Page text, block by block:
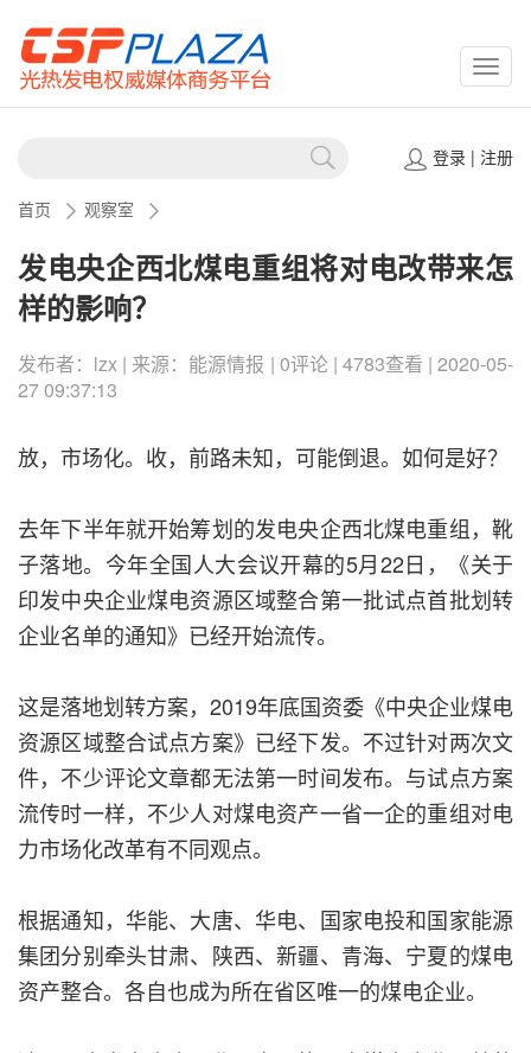
登录| 注册
首页 观察室
发电央企西北煤电重组将对电改带来怎
样的影响？
发布者：lzx | 来源：能源情报 | 0评论 | 4783查看 | 2020-05-
27 09:37:13
放，市场化。收，前路未知，可能倒退。如何是好？
去年下半年就开始筹划的发电央企西北煤电重组，靴
子落地。今年全国人大会议开幕的5月22日，《关于
印发中央企业煤电资源区域整合第一批试点首批划转
企业名单的通知》已经开始流传。
这是落地划转方案，2019年底国资委《中央企业煤电
资源区域整合试点方案》已经下发。不过针对两次文
件，不少评论文章都无法第一时间发布。与试点方案
流传时一样，不少人对煤电资产一省一企的重组对电
力市场化改革有不同观点。
根据通知，华能、大唐、华电、国家电投和国家能源
集团分别牵头甘肃、陕西、新疆、青海、宁夏的煤电
资产整合。各自也成为所在省区唯一的煤电企业。